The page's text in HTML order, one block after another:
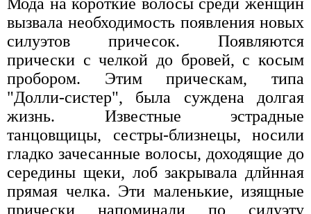
вызвала необходимость появления новых
силуэтов причесок. Появляются
прически с челкой до бровей, с косым
пробором. Этим прическам, типа
"Долли-систер", была суждена долгая
жизнь. Известные эстрадные
танцовщицы, сестры-близнецы, носили
гладко зачесанные волосы, доходящие до
середины щеки, лоб закрывала длйнная
прямая челка. Эти маленькие, изящные
прически напоминали по силуэту